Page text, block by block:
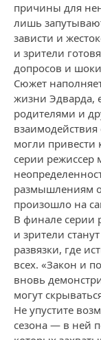
причины для
лишь
зависти и
и зрители
допросов и
Сюжет
жизни Эдварда,
родителями и
могли привести
серии режиссер
размышлениям
произошло на
В финале серии
и зрители
развязки, где
всех. «Закон и
вновь
могут
Не упустите
сезона — в ней